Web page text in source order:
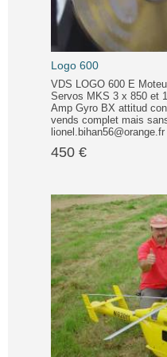
Logo 600
VDS LOGO 600 E
Servos MKS 3 x 850 et
Amp Gyro BX attitud
vends complet mais
lionel.bihan56@orange.fr
450 €